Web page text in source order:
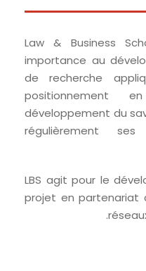
Law & Business
importance au
de recherche
positionnement
développement du
régulièrement
LBS agit pour le
projet en partenariat